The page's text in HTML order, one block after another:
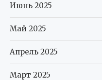
Июнь 2025
Май 2025
Апрель 2025
Март 2025